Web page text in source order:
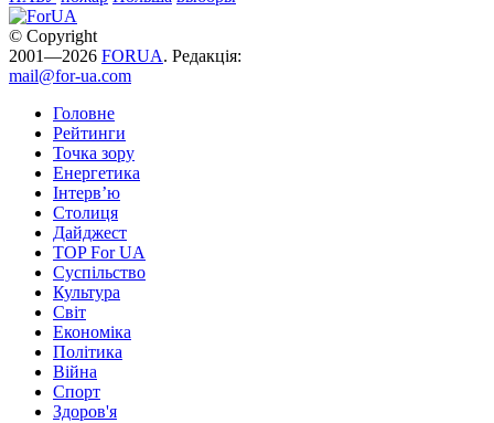
© Copyright
2001—2026 FORUA. Редакція:
mail@for-ua.com
Головне
Рейтинги
Точка зору
Енергетика
Інтерв’ю
Столиця
Дайджест
TOP For UA
Суспiльство
Культура
Світ
Економіка
Політика
Війна
Спорт
Здоров'я